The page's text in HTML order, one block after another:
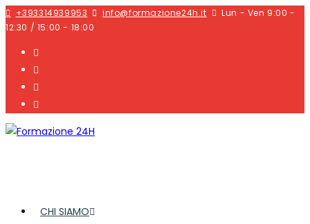
+393314939953 info@formazione24h.it
Lun - Ven 9:00 -
12:30 / 15:00 - 18:00
CHI SIAMO